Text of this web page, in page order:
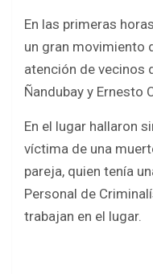
ce
b
o
k
tt
er
at
s
A
p
En las primeras
un gran movimiento
atención de vecinos
Ñandubay y Ernesto
En el lugar hallaron
víctima de una
pareja, quien tenía
Personal de
trabajan en el lugar.